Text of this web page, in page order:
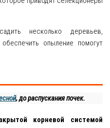
несколько деревьев,
опыление помогут
, до распускания почек.
корневой системой